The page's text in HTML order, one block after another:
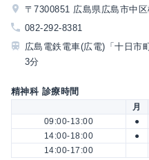
〒7300851 広島県広島市中
082-292-8381
広島電鉄電車(広電)「十日市
3分
精神科 診療時間
月
09:00-13:00
●
14:00-18:00
●
14:00-17:00